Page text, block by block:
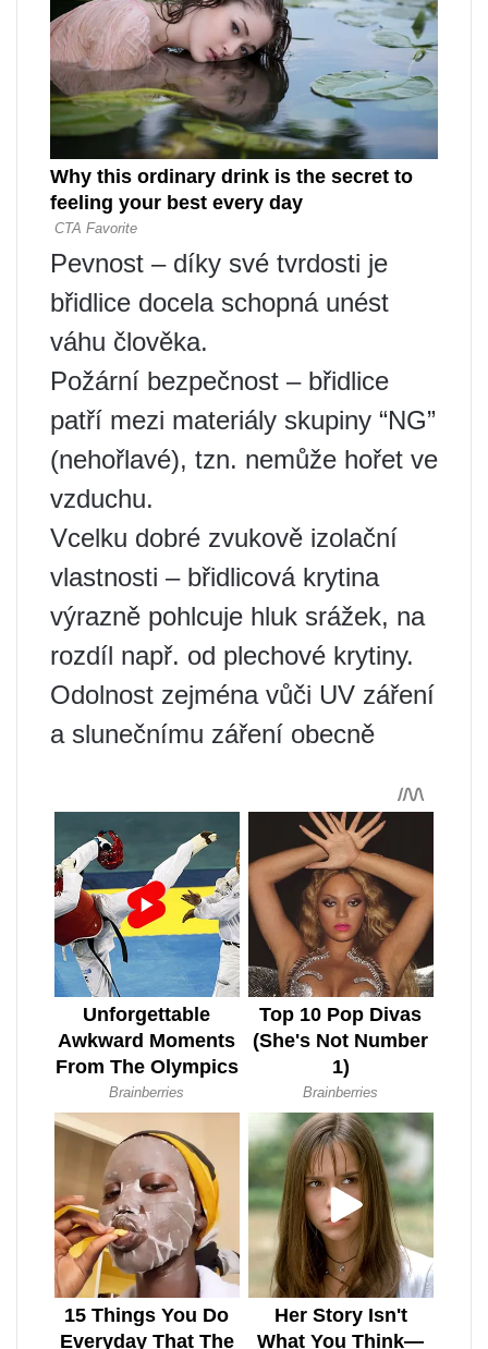
Pevnost – díky své tvrdosti je
břidlice docela schopná unést
váhu člověka.
Požární bezpečnost – břidlice
patří mezi materiály skupiny “NG”
(nehořlavé), tzn. nemůže hořet ve
vzduchu.
Vcelku dobré zvukově izolační
vlastnosti – břidlicová krytina
výrazně pohlcuje hluk srážek, na
rozdíl např. od plechové krytiny.
Odolnost zejména vůči UV záření
a slunečnímu záření obecně